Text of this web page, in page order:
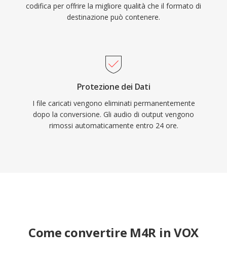
codifica per offrire la migliore qualità che il formato di
destinazione può contenere.
Protezione dei Dati
I file caricati vengono eliminati permanentemente
dopo la conversione. Gli audio di output vengono
rimossi automaticamente entro 24 ore.
Come convertire M4R in VOX